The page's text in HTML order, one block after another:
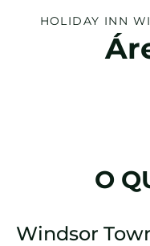
HOLIDAY INN
O
Windsor